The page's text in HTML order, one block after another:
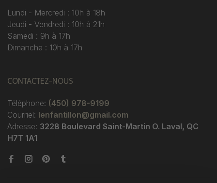
Lundi - Mercredi : 10h à 18h
Jeudi - Vendredi : 10h à 21h
Samedi : 9h à 17h
Dimanche : 10h à 17h
CONTACTEZ-NOUS
Téléphone: (450) 978-9199
Courriel: lenfantillon@gmail.com
Adresse: 3228 Boulevard Saint-Martin O. Laval, QC
H7T 1A1